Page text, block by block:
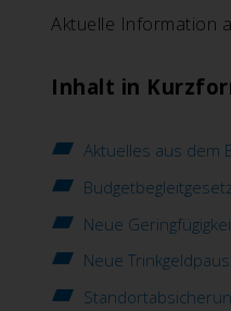
Aktuelle Information
Inhalt in
Aktuelles aus dem
Neue
Neue